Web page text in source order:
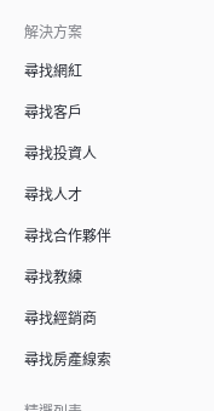
銷售簡報大綱生成器
使用我們的免費AI工
查看→
競爭對手比較工具
查看→
解決方案
尋找網紅
尋找客戶
尋找投資人
尋找人才
尋找合作夥伴
尋找教練
尋找經銷商
尋找房產線索